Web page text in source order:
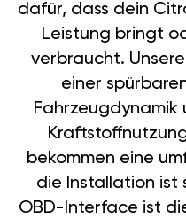
dafür, dass dein
Leistung bringt
verbraucht.
einer
Fahrzeugdynamik
bekommen eine
die Installation ist
OBD-Interface ist